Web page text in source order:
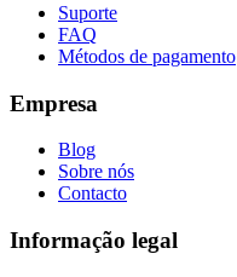
Suporte
FAQ
Métodos de pagamento
Empresa
Blog
Sobre nós
Contacto
Informação legal